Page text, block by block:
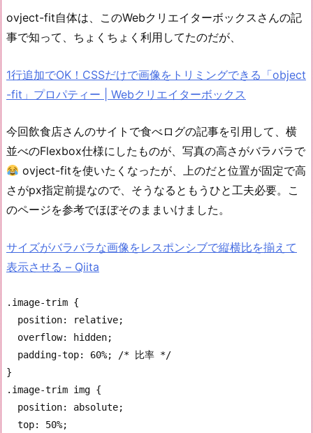
ovject-fit自体は、このWebクリエイターボックスさんの記
事で知って、ちょくちょく利用してたのだが、
1行追加でOK！CSSだけで画像をトリミングできる「object
-fit」プロパティー | Webクリエイターボックス
今回飲食店さんのサイトで食べログの記事を引用して、横
並べのFlexbox仕様にしたものが、写真の高さがバラバラで
ovject-fitを使いたくなったが、上のだと位置が固定で高
さがpx指定前提なので、そうなるともうひと工夫必要。こ
のページを参考でほぼそのままいけました。
サイズがバラバラな画像をレスポンシブで縦横比を揃えて
表示させる – Qiita
.image-trim {
}
.image-trim img {